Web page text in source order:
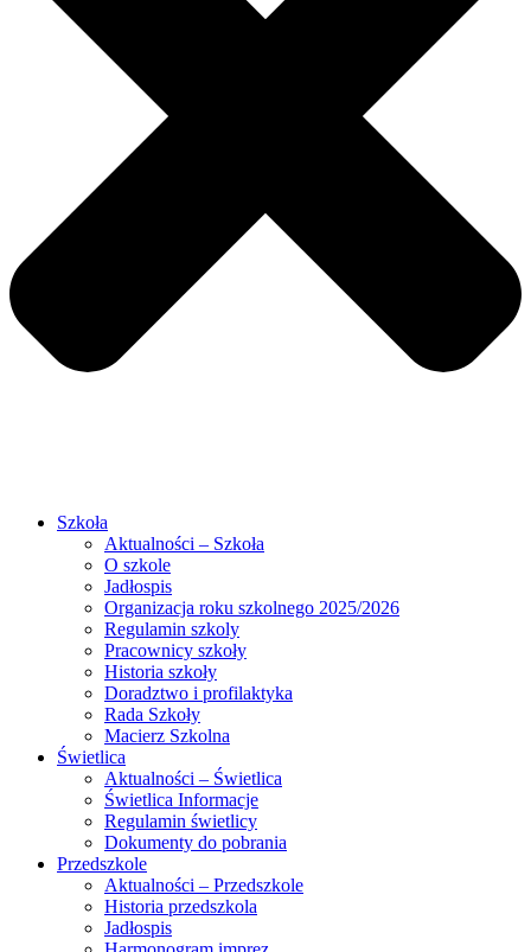
Szkoła
Aktualności – Szkoła
O szkole
Jadłospis
Organizacja roku szkolnego 2025/2026
Regulamin szkoly
Pracownicy szkoły
Historia szkoły
Doradztwo i profilaktyka
Rada Szkoły
Macierz Szkolna
Świetlica
Aktualności – Świetlica
Świetlica Informacje
Regulamin świetlicy
Dokumenty do pobrania
Przedszkole
Aktualności – Przedszkole
Historia przedszkola
Jadłospis